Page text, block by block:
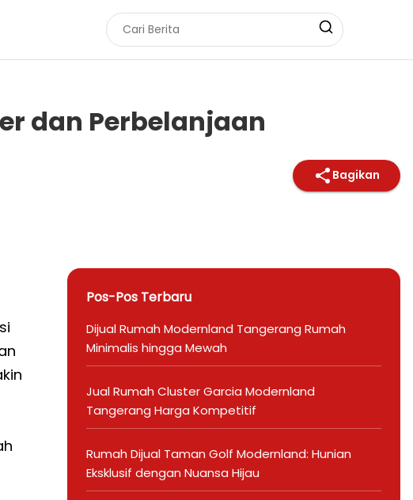
dan Perbelanjaan
Bagikan
Pos-Pos Terbaru
Dijual Rumah Modernland Tangerang Rumah
Minimalis hingga Mewah
Jual Rumah Cluster Garcia Modernland
Tangerang Harga Kompetitif
Rumah Dijual Taman Golf Modernland: Hunian
Eksklusif dengan Nuansa Hijau